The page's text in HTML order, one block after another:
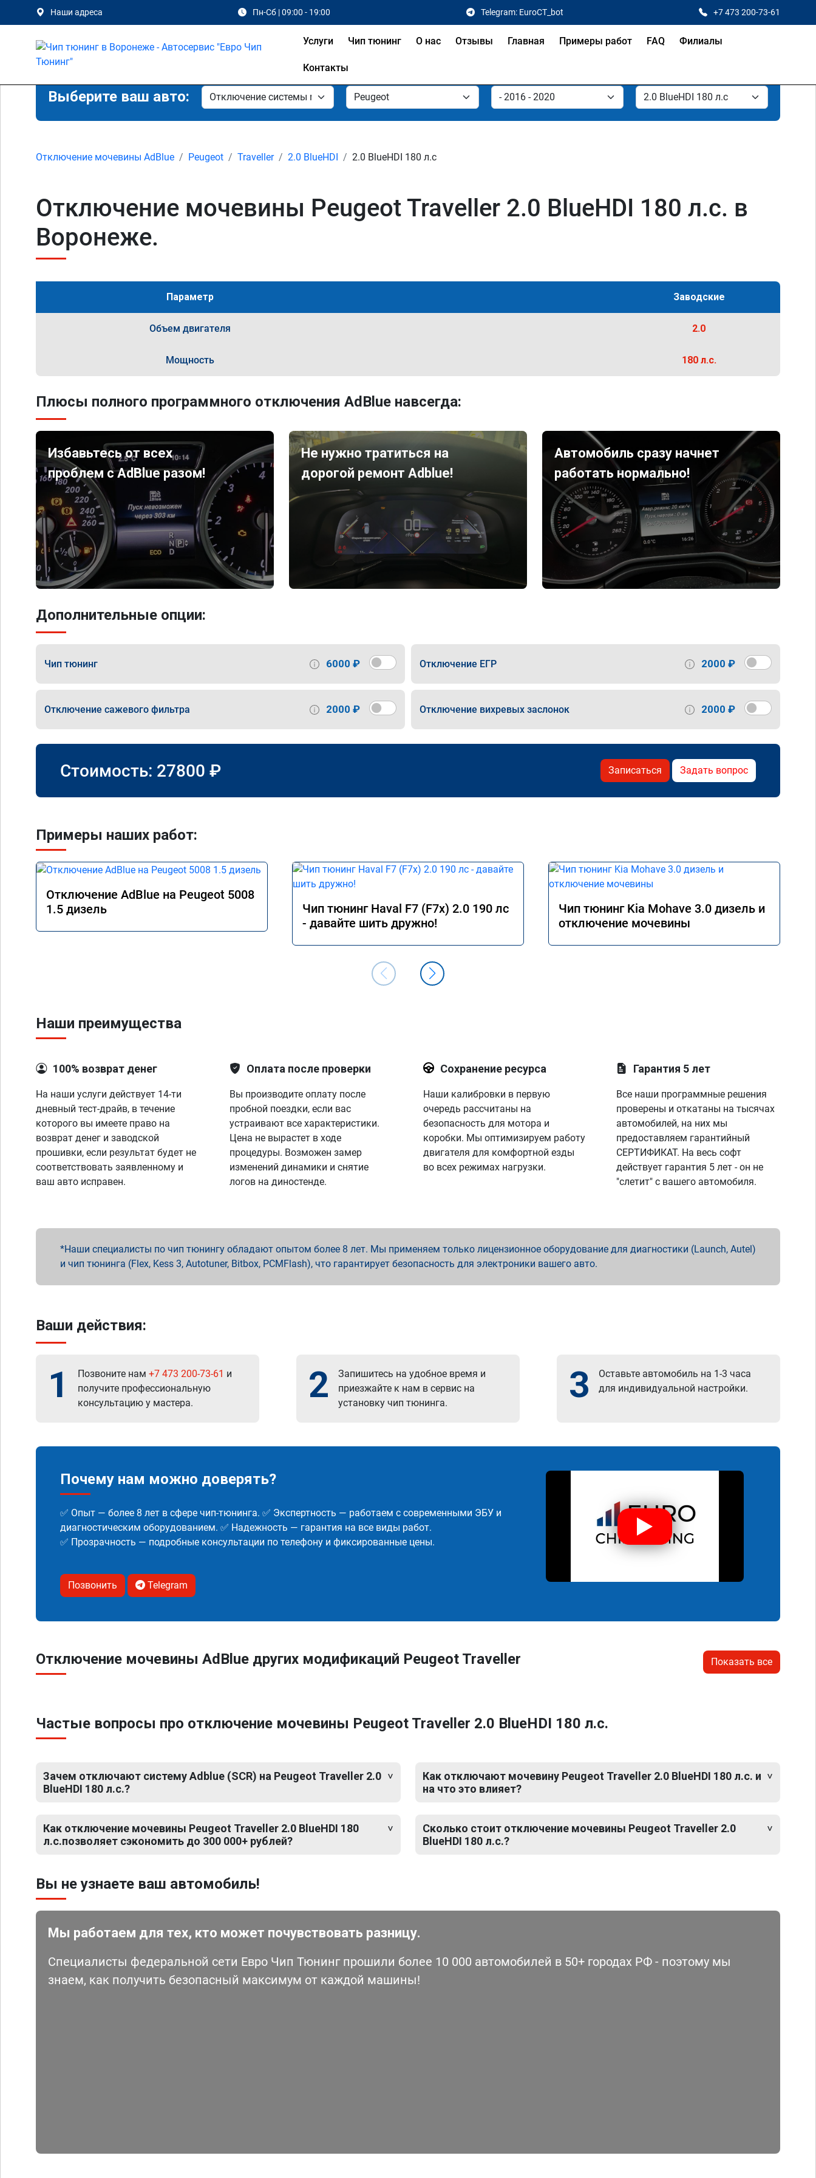
Наши адреса Пн-Сб | 09:00 - 19:00 Telegram: EuroCT_bot +7 473 200-73-61
Услуги Чип тюнинг О нас Отзывы Главная Примеры работ FAQ Филиалы
Контакты
Выберите ваш авто:
Отключение мочевины AdBlue Peugeot Traveller 2.0 BlueHDI 2.0 BlueHDI 180 л.с
Отключение мочевины Peugeot Traveller 2.0 BlueHDI 180 л.с. в
Воронеже.
Параметр Заводские
Объем двигателя 2.0
Мощность 180 л.с.
Плюсы полного программного отключения AdBlue навсегда:
Избавьтесь от всех
проблем с AdBlue разом!
Не нужно тратиться на
дорогой ремонт Adblue!
Автомобиль сразу начнет
работать нормально!
Дополнительные опции:
Чип тюнинг 6000 ₽ Отключение ЕГР 2000 ₽
Отключение сажевого фильтра 2000 ₽ Отключение вихревых заслонок 2000 ₽
Стоимость: 27800 ₽ Записаться Задать вопрос
Примеры наших работ:
Отключение AdBlue на Peugeot 5008
1.5 дизель
Чип тюнинг Haval F7 (F7x) 2.0 190 лс
- давайте шить дружно!
Чип тюнинг Kia Mohave 3.0 дизель и
отключение мочевины
Наши преимущества
100% возврат денег
На наши услуги действует 14-ти
дневный тест-драйв, в течение
которого вы имеете право на
возврат денег и заводской
прошивки, если результат будет не
соответствовать заявленному и
ваш авто исправен.
Оплата после проверки
Вы производите оплату после
пробной поездки, если вас
устраивают все характеристики.
Цена не вырастет в ходе
процедуры. Возможен замер
изменений динамики и снятие
логов на диностенде.
Сохранение ресурса
Наши калибровки в первую
очередь рассчитаны на
безопасность для мотора и
коробки. Мы оптимизируем работу
двигателя для комфортной езды
во всех режимах нагрузки.
Гарантия 5 лет
Все наши программные решения
проверены и откатаны на тысячах
автомобилей, на них мы
предоставляем гарантийный
СЕРТИФИКАТ. На весь софт
действует гарантия 5 лет - он не
"слетит" с вашего автомобиля.
Наши специалисты по чип тюнингу обладают опытом более 8 лет. Мы применяем только лицензионное оборудование для диагностики (Launch, Autel)
и чип тюнинга (Flex, Kess 3, Autotuner, Bitbox, PCMFlash), что гарантирует безопасность для электроники вашего авто.
Ваши действия:
1 Позвоните нам +7 473 200-73-61 и
получите профессиональную
консультацию у мастера.
2
Запишитесь на удобное время и
приезжайте к нам в сервис на
установку чип тюнинга.
3
Оставьте автомобиль на 1-3 часа
для индивидуальной настройки.
Почему нам можно доверять?
✅ Опыт — более 8 лет в сфере чип-тюнинга. ✅ Экспертность — работаем с современными ЭБУ и
диагностическим оборудованием. ✅ Надежность — гарантия на все виды работ.
✅ Прозрачность — подробные консультации по телефону и фиксированные цены.
Позвонить Telegram
Отключение мочевины AdBlue других модификаций Peugeot Traveller Показать все
Частые вопросы про отключение мочевины Peugeot Traveller 2.0 BlueHDI 180 л.с.
Зачем отключают систему Adblue (SCR) на Peugeot Traveller 2.0
BlueHDI 180 л.с.?
Как отключение мочевины Peugeot Traveller 2.0 BlueHDI 180
л.с.позволяет сэкономить до 300 000+ рублей?
Как отключают мочевину Peugeot Traveller 2.0 BlueHDI 180 л.с. и
на что это влияет?
Сколько стоит отключение мочевины Peugeot Traveller 2.0
BlueHDI 180 л.с.?
Вы не узнаете ваш автомобиль!
Мы работаем для тех, кто может почувствовать разницу.
Специалисты федеральной сети Евро Чип Тюнинг прошили более 10 000 автомобилей в 50+ городах РФ - поэтому мы
знаем, как получить безопасный максимум от каждой машины!